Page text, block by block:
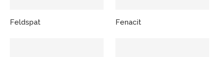
Feldspat Fenacit